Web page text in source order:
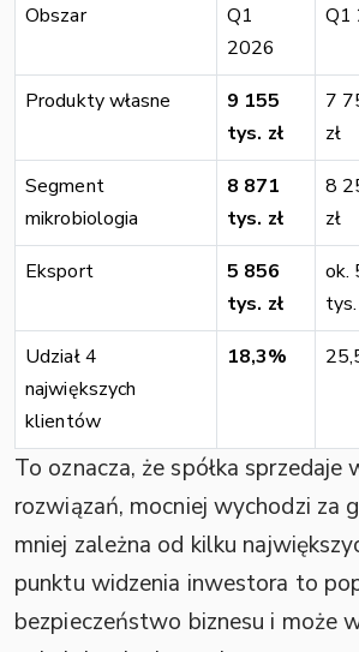
Obszar
Q1
2026
Q1
Produkty własne
9 155
tys. zł
7
zł
Segment
mikrobiologia
8 871
tys. zł
8
zł
Eksport
5 856
tys. zł
ok.
tys.
Udział 4
największych
klientów
18,3%
To oznacza, że spółka sprzedaje
rozwiązań, mocniej wychodzi za
mniej zależna od kilku
punktu widzenia inwestora to
bezpieczeństwo biznesu i może